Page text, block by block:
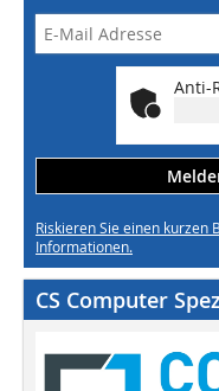
Anti-
Riskieren Sie einen kurzen
Informationen.
CS Computer